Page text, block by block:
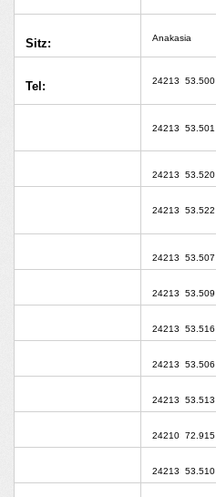
Sitz: Anakasia
Tel: 24213 53.500
24213 53.501
24213 53.520
24213 53.522
24213 53.507
24213 53.509
24213 53.516
24213 53.506
24213 53.513
24210 72.915
24213 53.510